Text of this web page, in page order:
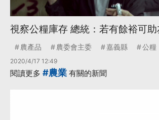
視察公糧庫存 總統：若有餘裕可助
農產品 農委會主委 嘉義縣 公糧
2020/4/17 12:49
閱讀更多 #農業 有關的新聞